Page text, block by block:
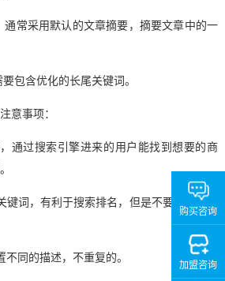
采用默认的文章摘要，摘要文章中的一
含优化的长尾关键词。
事项：
过搜索引擎进来的用户能找到想要的商
词，有利于搜索排名，但是不要堆积大量
同的描述，不重复的。
购买咨询
加盟咨询